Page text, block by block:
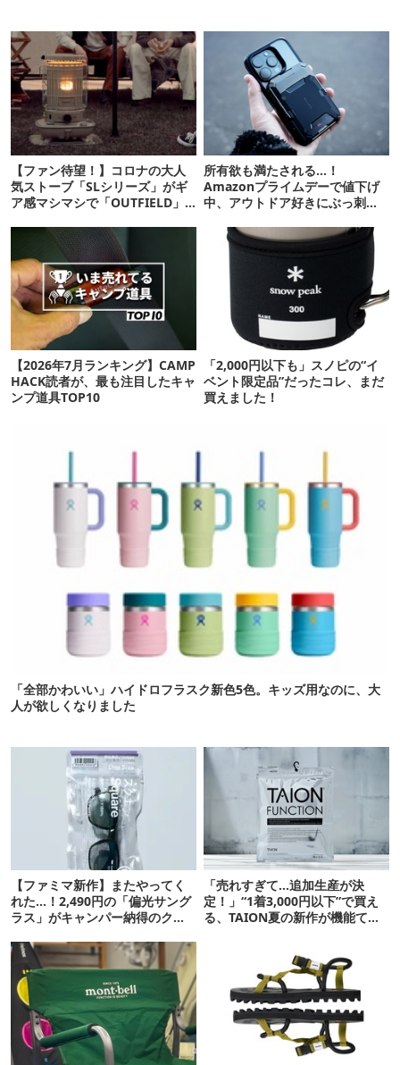
【ファン待望！】コロナの大人
気ストーブ「SLシリーズ」がギ
ア感マシマシで「OUTFIELD」
所有欲も満たされる…！
Amazonプライムデーで値下げ
中、アウトドア好きにぶっ刺さ
【2026年7月ランキング】CAMP
HACK読者が、最も注目したキャ
ンプ道具TOP10
「2,000円以下も」スノピの“イ
ベント限定品”だったコレ、まだ
買えました！
「全部かわいい」ハイドロフラスク新色5色。キッズ用なのに、大
人が欲しくなりました
【ファミマ新作】またやってく
れた…！2,490円の「偏光サング
ラス」がキャンパー納得のクオ
「売れすぎて…追加生産が決
定！」“1着3,000円以下”で買え
る、TAION夏の新作が機能てん